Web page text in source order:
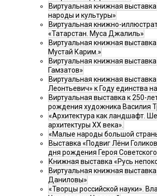
Виртуальная книжная
народы и культуры»
Виртуальная книжно-
«Татарстан. Муса Джалиль»
Виртуальная книжная
Мустай Карим.»
Виртуальная книжная
Гамзатов»
Виртуальная книжная
Леонтьевич» к Году единства
Виртуальная выставка к 250-
рождения художника Василия
«Архитектура как ландшафт.
архитектуры XX века».
«Малые народы большой
Выставка «Подвиг Лёни
дня рождения Героя
Книжная выставка «Русь
Виртуальная книжная
Даниловы»
«Творцы российской науки».